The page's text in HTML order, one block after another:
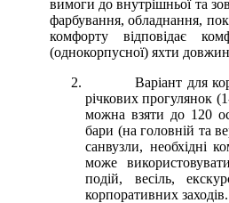
вимоги до внутрішньої та
фарбування, обладнання,
комфорту відповідає
(однокорпусної) яхти
Варіант для
річкових прогулянок
можна взяти до 120
бари (на головній та
санвузли, необхідні
може
подій, весіль,
корпоративних заходів.